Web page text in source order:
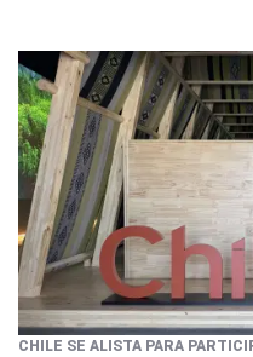
CHILE SE ALISTA PARA